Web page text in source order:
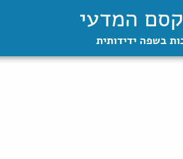
המדעי
בשפה ידידותית